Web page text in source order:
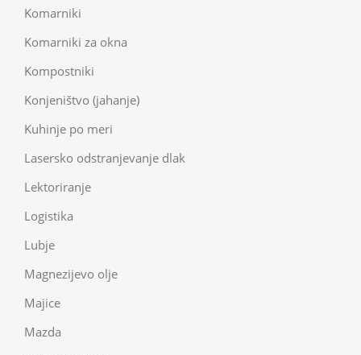
Komarniki
Komarniki za okna
Kompostniki
Konjeništvo (jahanje)
Kuhinje po meri
Lasersko odstranjevanje dlak
Lektoriranje
Logistika
Lubje
Magnezijevo olje
Majice
Mazda